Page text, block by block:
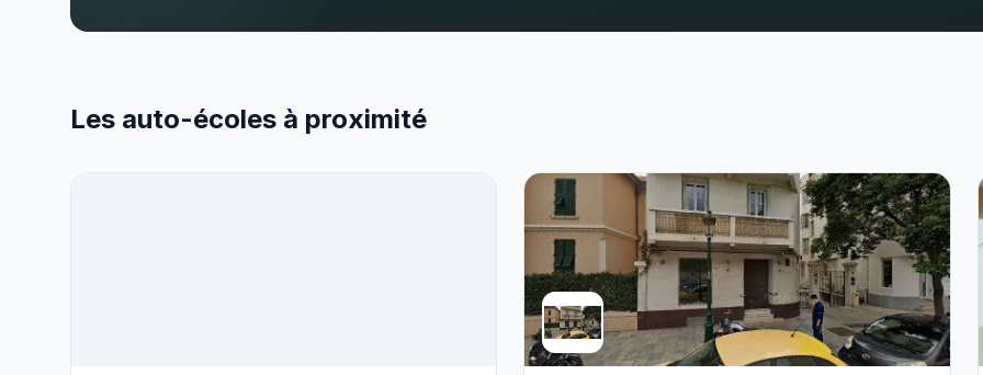
Les auto-écoles à proximité